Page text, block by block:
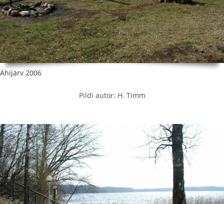
Ähijärv 2006
Pildi autor: H. Timm